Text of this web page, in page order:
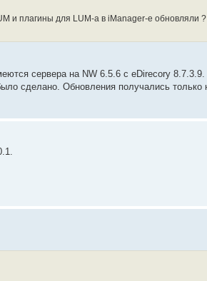
и плагины для LUM-а в iManager-е обновляли
сервера на NW 6.5.6 c eDirecory 8.7.3.9.
сделано. Обновления получались